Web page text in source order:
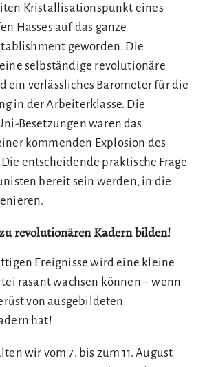
Kristallisationspunkt eines
Hasses auf das ganze
geworden. Die
selbständige revolutionäre
ein verlässliches Barometer für die
in der Arbeiterklasse. Die
Besetzungen waren das
kommenden Explosion des
entscheidende praktische Frage
bereit sein werden, in die
revolutionären Kadern bilden!
Ereignisse wird eine kleine
rasant wachsen können – wenn
von ausgebildeten
hat!
wir vom 7. bis zum 11. August